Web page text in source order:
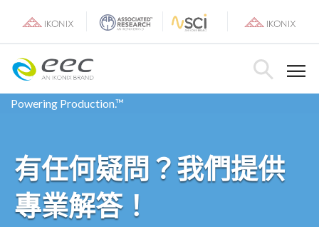
Toggle MenuToggle
Powering Production.™
有任何疑問？我們提供
專業解答！